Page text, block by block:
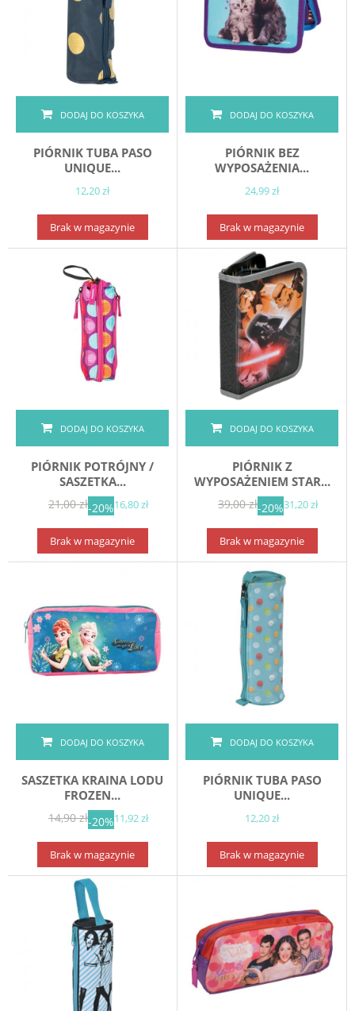
DODAJ DO KOSZYKA
PIÓRNIK TUBA PASO
UNIQUE...
12,20 zł
Brak w magazynie
DODAJ DO KOSZYKA
PIÓRNIK BEZ
WYPOSAŻENIA...
24,99 zł
Brak w magazynie
DODAJ DO KOSZYKA
PIÓRNIK POTRÓJNY /
SASZETKA...
21,00 zł-20%16,80 zł
Brak w magazynie
DODAJ DO KOSZYKA
PIÓRNIK Z
WYPOSAŻENIEM STAR...
39,00 zł-20%31,20 zł
Brak w magazynie
DODAJ DO KOSZYKA
SASZETKA KRAINA LODU
FROZEN...
14,90 zł-20%11,92 zł
Brak w magazynie
DODAJ DO KOSZYKA
PIÓRNIK TUBA PASO
UNIQUE...
12,20 zł
Brak w magazynie